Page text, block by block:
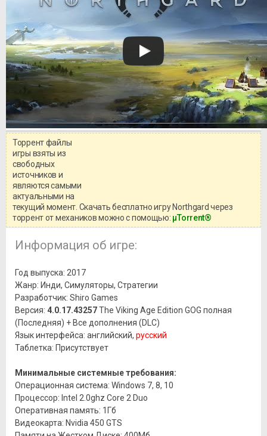
Торрент файлы
игры взяты из
свободных
источников и
являются самыми
актуальными на
текущий момент. Скачать бесплатно игру Northgard через
торрент от механиков можно с помощью: μTorrent®
Информация об игре:
Год выпуска: 2017
Жанр: Инди, Симуляторы, Стратегии
Разработчик: Shiro Games
Версия: 4.0.17.43257The Viking Age Edition GOG полная
(Последняя) + Все дополнения (DLC)
Язык интерфейса: английский, русский
Таблетка: Присутствует
Минимальные системные требования:
Операционная система: Windows 7, 8, 10
Процессор: Intel 2.0ghz Core 2 Duo
Оперативная память: 1Гб
Видеокарта: Nvidia 450 GTS